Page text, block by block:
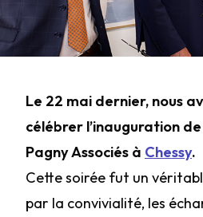
Le 22 mai dernier, nous
célébrer l’inauguration
Pagny Associés à Chessy.
Cette soirée fut un
par la convivialité, les